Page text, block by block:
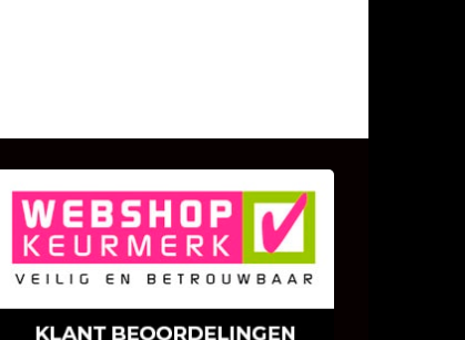
KLANT BEOORDELINGEN
We zijn er zeer op gesteld om te
weten wat u als klant van ons en
onze diensten vindt.